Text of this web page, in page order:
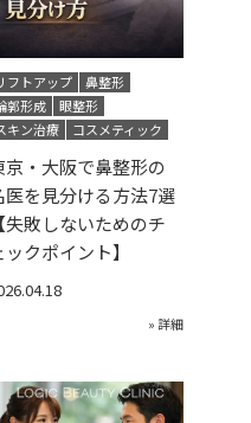
フトアップ
鼻整形
郭形成
眼整形
キン治療
コスメティック
京・大阪で鼻整形の
医を見分ける方法7選
【失敗しないためのチ
ックポイント】
» 詳細